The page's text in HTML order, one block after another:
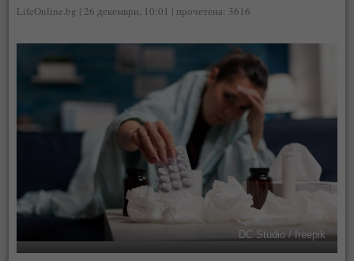
LifeOnline.bg | 26 декември, 10:01 | прочетена: 3616
DC Studio / freepik